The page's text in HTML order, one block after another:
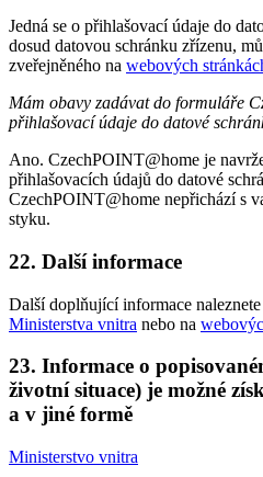
Jedná se o přihlašovací údaje do
dosud datovou schránku zřízenu,
zveřejněného na webových
Mám obavy zadávat do formuláře
přihlašovací údaje do datové
Ano. CzechPOINT@home je
přihlašovacích údajů do datové
CzechPOINT@home nepřichází s
styku.
22. Další informace
Další doplňující informace naleznete
Ministerstva vnitra nebo na
23. Informace o
životní situace) je možné
a v jiné formě
Ministerstvo vnitra